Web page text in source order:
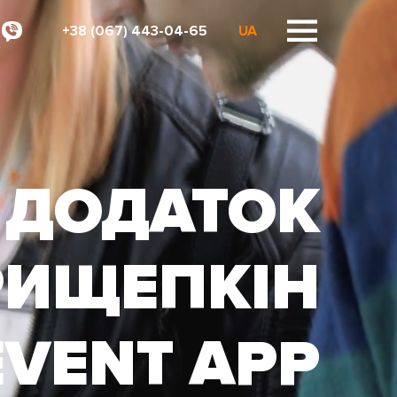
+38 (067) 443-04-65 UA
ДОДАТОК
APP